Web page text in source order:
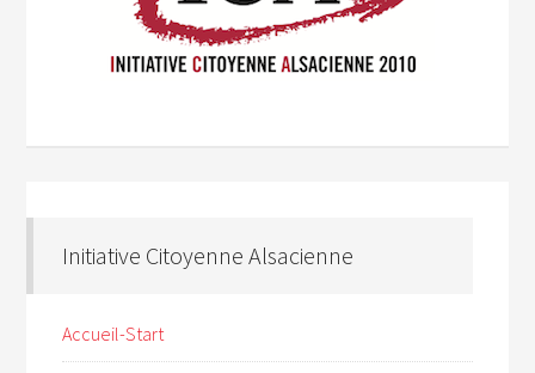
Initiative Citoyenne Alsacienne
Accueil-Start